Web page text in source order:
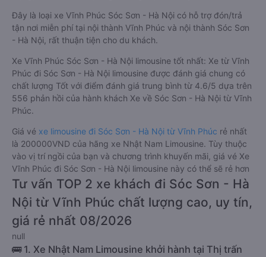
Đây là loại xe Vĩnh Phúc Sóc Sơn - Hà Nội có hỗ trợ đón/trả
tận nơi miễn phí tại nội thành Vĩnh Phúc và nội thành Sóc Sơn
- Hà Nội, rất thuận tiện cho du khách.
Xe Vĩnh Phúc Sóc Sơn - Hà Nội limousine tốt nhất: Xe từ Vĩnh
Phúc đi Sóc Sơn - Hà Nội limousine được đánh giá chung có
chất lượng Tốt với điểm đánh giá trung bình từ 4.6/5 dựa trên
556 phản hồi của hành khách Xe về Sóc Sơn - Hà Nội từ Vĩnh
Phúc.
Giá vé xe limousine đi Sóc Sơn - Hà Nội từ Vĩnh Phúc rẻ nhất
là 200000VND của hãng xe Nhật Nam Limousine. Tùy thuộc
vào vị trí ngồi của bạn và chương trình khuyến mãi, giá vé Xe
Vĩnh Phúc đi Sóc Sơn - Hà Nội limousine này có thể sẽ rẻ hơn
Tư vấn TOP 2 xe khách đi Sóc Sơn - Hà
Nội từ Vĩnh Phúc chất lượng cao, uy tín,
giá rẻ nhất 08/2026
null
🚌 1. Xe Nhật Nam Limousine khởi hành tại Thị trấn